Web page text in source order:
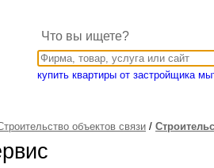
Что вы ищете?
купить квартиры от застройщика
объектов связи /